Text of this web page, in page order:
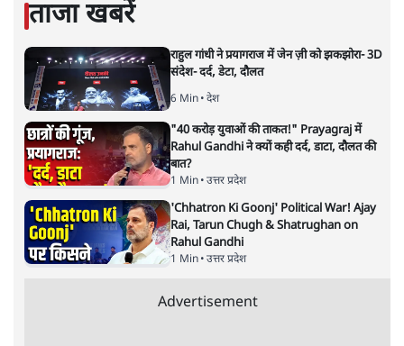
सत्य हिन्दी ऐपडाउनलोडकरें
मुकेश कुमार
लेखक सत्यहिंदी के संपादक हैं।
मुकेश कुमारकी और स्टोरी पढ़ें